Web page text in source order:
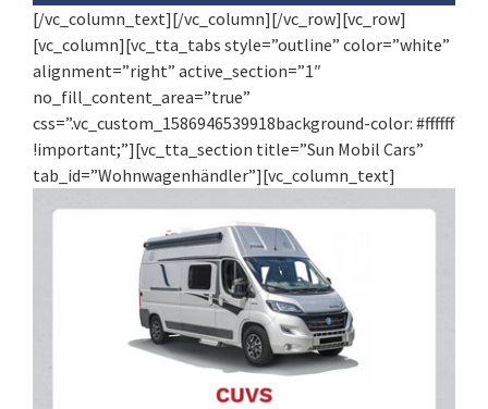
[/vc_column_text][/vc_column][/vc_row][vc_row]
[vc_column][vc_tta_tabs style=”outline” color=”white”
alignment=”right” active_section=”1″
no_fill_content_area=”true”
css=”.vc_custom_1586946539918background-color: #ffffff
!important;”][vc_tta_section title=”Sun Mobil Cars”
tab_id=”Wohnwagenhändler”][vc_column_text]